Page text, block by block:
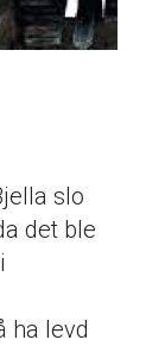
slo
det ble
ha levd